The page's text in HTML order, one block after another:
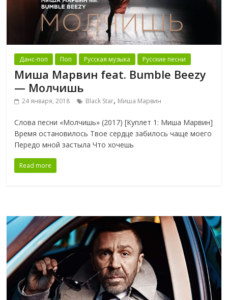
Данс-поп Поп Русская музыка Русские песни
Миша Марвин feat. Bumble Beezy
— Молчишь
24 января, 2018 Black Star, Миша Марвин
Слова песни «Молчишь» (2017) [Куплет 1: Миша Марвин]
Время остановилось Твое сердце забилось чаще моего
Передо мной застыла Что хочешь
Read more